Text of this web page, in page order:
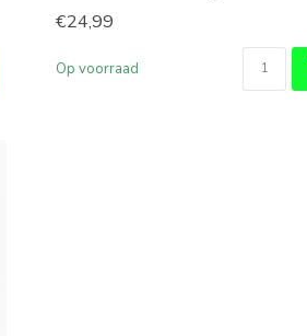
€24,99
Op voorraad